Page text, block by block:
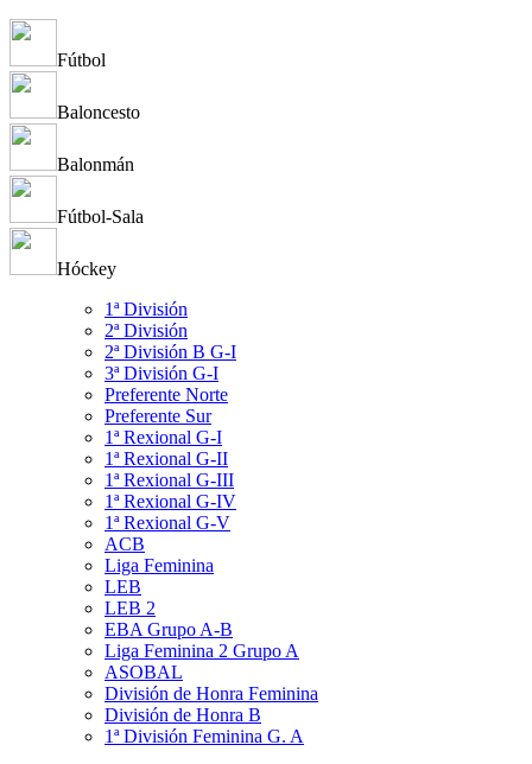
Fútbol
Baloncesto
Balonmán
Fútbol-Sala
Hóckey
1ª División
2ª División
2ª División B G-I
3ª División G-I
Preferente Norte
Preferente Sur
1ª Rexional G-I
1ª Rexional G-II
1ª Rexional G-III
1ª Rexional G-IV
1ª Rexional G-V
ACB
Liga Feminina
LEB
LEB 2
EBA Grupo A-B
Liga Feminina 2 Grupo A
ASOBAL
División de Honra Feminina
División de Honra B
1ª División Feminina G. A